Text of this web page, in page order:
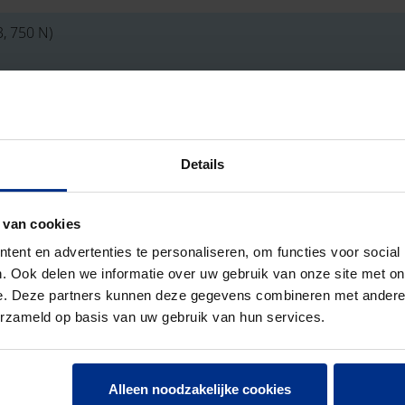
Details
cookies
en advertenties te personaliseren, om functies voor
Ook delen we informatie over uw gebruik van onze site met
Deze partners kunnen deze gegevens combineren met
op basis van uw gebruik van hun services.
Alleen noodzakelijke cookies
750 N)